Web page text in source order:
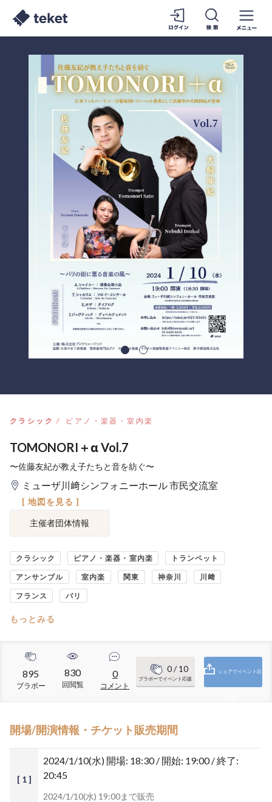
クラシック ピアノ・楽器・室内楽
TOMONORI＋α Vol.7
〜佐藤友紀が教え子たちと音を紡ぐ〜
ミューザ川﨑シンフォニーホール 市民交流室
[ 地図を見る ]
主催者団体情報
クラシック ピアノ・楽器・室内楽 トランペット
アンサンブル 室内楽 関東 神奈川 川﨑
フランス パリ
もっとみる
895
ブラボー
830
回閲覧
0
コメント
0/ 10
ブラボーでイベント応援
シェアでイベント応
開場/開演情報・チケット販売期間
[ 1 ]
2024/1/10(水) 開場: 18:30 / 開始: 19:00 / 終了:
20:45
2024/1/10(水) 19:00まで販売